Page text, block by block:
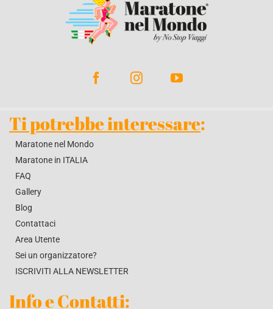
RICHIEDI PREVENTIVO
Ti potrebbe interessare:
Maratone nel Mondo
Maratone in ITALIA
FAQ
Gallery
Blog
Contattaci
Area Utente
Sei un organizzatore?
ISCRIVITI ALLA NEWSLETTER
Info e Contatti: